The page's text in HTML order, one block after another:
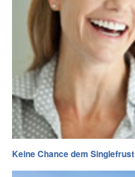
Keine Chance dem Singlefrust